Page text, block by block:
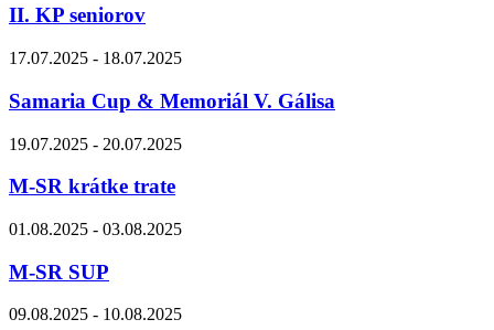
II. KP seniorov
17.07.2025 - 18.07.2025
Samaria Cup & Memoriál V. Gálisa
19.07.2025 - 20.07.2025
M-SR krátke trate
01.08.2025 - 03.08.2025
M-SR SUP
09.08.2025 - 10.08.2025